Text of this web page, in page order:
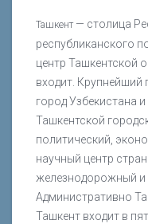
Ташкент — столица
республиканского
центр Ташкентской
входит. Крупнейший
город Узбекистана
Ташкентской
политический,
научный центр
железнодорожный и
Административно
Ташкент входит в